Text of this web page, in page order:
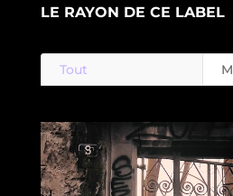
LE RAYON DE CE LABEL
Tout